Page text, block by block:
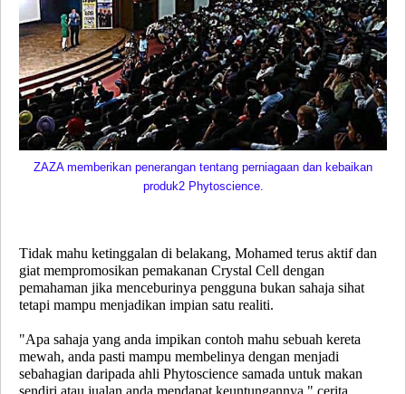
ZAZA memberikan penerangan tentang perniagaan dan kebaikan
produk2 Phytoscience.
Tidak mahu ketinggalan di belakang, Mohamed terus aktif dan
giat mempromosikan pemakanan Crystal Cell dengan
pemahaman jika menceburinya pengguna bukan sahaja sihat
tetapi mampu menjadikan impian satu realiti.
"Apa sahaja yang anda impikan contoh mahu sebuah kereta
mewah, anda pasti mampu membelinya dengan menjadi
sebahagian daripada ahli Phytoscience samada untuk makan
sendiri atau jualan anda mendapat keuntungannya," cerita